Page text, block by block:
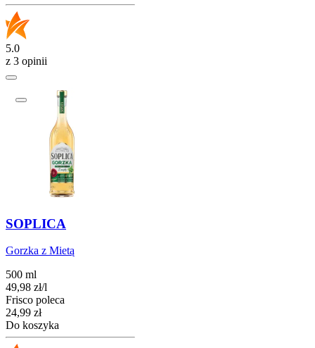
5.0
z 3 opinii
SOPLICA
Gorzka z Mietą
500 ml
49,98 zł/l
Frisco poleca
Cena
24,99 zł
Do koszyka